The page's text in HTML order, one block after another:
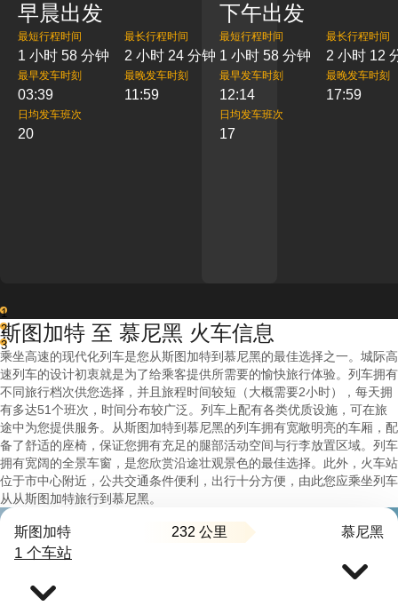
早晨出发
最短行程时间
1 小时 58 分钟
最长行程时间
2 小时 24 分钟
最早发车时刻
03:39
最晚发车时刻
11:59
日均发车班次
20
下午出发
最短行程时间
1 小时 58 分钟
最长行程时间
2 小时 12
最早发车时刻
12:14
最晚发车时刻
17:59
日均发车班次
17
1
2
3
斯图加特 至 慕尼黑 火车信息
乘坐高速的现代化列车是您从斯图加特到慕尼黑的最佳选择之一。城际高
速列车的设计初衷就是为了给乘客提供所需要的愉快旅行体验。列车拥有
不同旅行档次供您选择，并且旅程时间较短（大概需要2小时），每天拥
有多达51个班次，时间分布较广泛。列车上配有各类优质设施，可在旅
途中为您提供服务。从斯图加特到慕尼黑的列车拥有宽敞明亮的车厢，配
备了舒适的座椅，保证您拥有充足的腿部活动空间与行李放置区域。列车
拥有宽阔的全景车窗，是您欣赏沿途壮观景色的最佳选择。此外，火车站
位于市中心附近，公共交通条件便利，出行十分方便，由此您应乘坐列车
从从斯图加特旅行到慕尼黑。
斯图加特 232 公里 慕尼黑
1 个车站